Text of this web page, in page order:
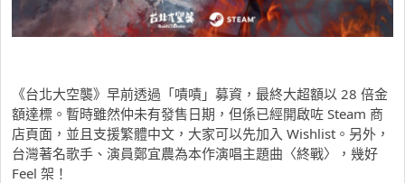
《台北大空襲》早前透過「嘖嘖」募資，最終大超額以 28 倍金
額達標。暫時雖然仲未有發售日期，但係已經開啟咗 Steam 商
店頁面，並且支援繁體中文，大家可以先加入 Wishlist。另外，
台灣著名歌手、演員鄭宜農為本作演唱主題曲〈終戰〉，幾好
Feel 架！